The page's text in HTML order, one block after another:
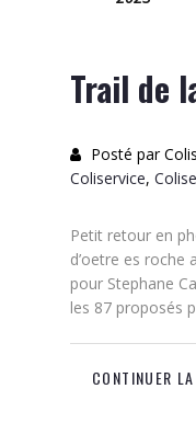
Trail de
Posté par
Coliservice,
Petit retour en
d’oetre es roche
pour Stephane
les 87 proposés
CONTINUER